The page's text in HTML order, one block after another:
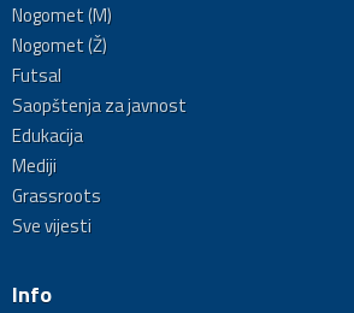
Nogomet (M)
Nogomet (Ž)
Futsal
Saopštenja za javnost
Edukacija
Mediji
Grassroots
Sve vijesti
Info